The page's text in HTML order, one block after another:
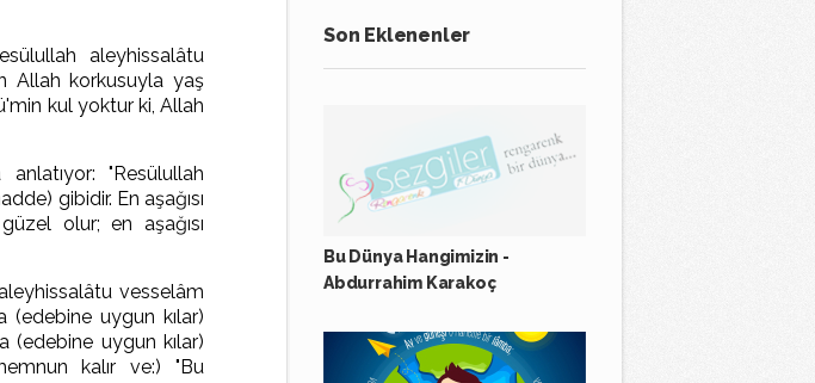
aleyhissalâtu
Allah korkusuyla yaş
kul yoktur ki, Allah
"Resülullah
gibidir. En aşağısı
olur; en aşağısı
vesselâm
(edebine uygun kılar)
(edebine uygun kılar)
kalır ve:) "Bu
Son Eklenenler
Bu Dünya Hangimizin -
Abdurrahim Karakoç